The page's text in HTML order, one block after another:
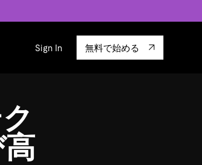
果の記事
Sign In 無料で始める